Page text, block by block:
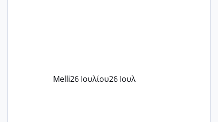
Εγώ πήγα σε έναν ιδιωτικό παιδικό στ
Melli26 Ιουλίου26 Ιουλ